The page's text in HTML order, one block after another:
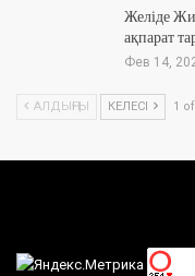
Желіде
ақпарат
Фев 14,
АЛДЫҢҒЫ КЕЛЕСІ 1